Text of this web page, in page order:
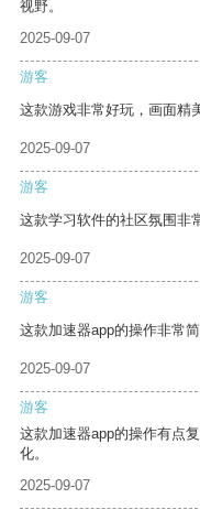
视野。
2025-09-07
游客
这款游戏非常好玩，画面精
2025-09-07
游客
这款学习软件的社区氛围非
2025-09-07
游客
这款加速器app的操作非常
2025-09-07
游客
这款加速器app的操作有点
化。
2025-09-07